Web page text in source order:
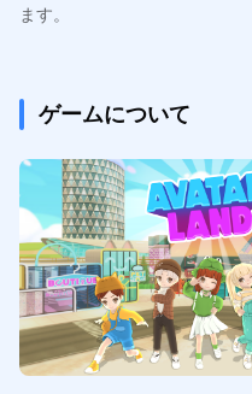
ます。
ゲームについて